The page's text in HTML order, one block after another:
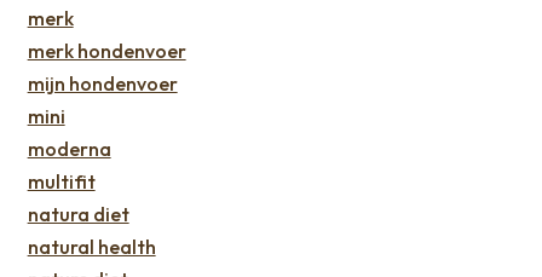
merk
merk hondenvoer
mijn hondenvoer
mini
moderna
multifit
natura diet
natural health